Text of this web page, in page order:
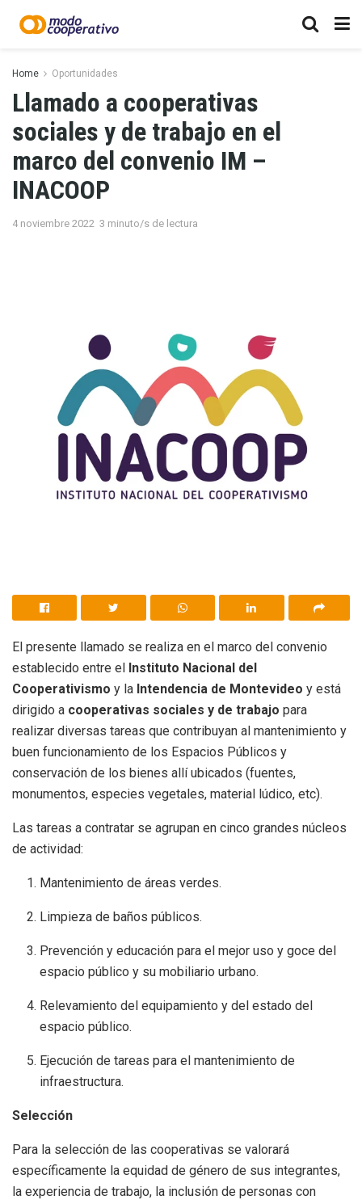
Home Oportunidades
Llamado a cooperativas
sociales y de trabajo en el
marco del convenio IM –
INACOOP
4 noviembre 2022 3 minuto/s de lectura
El presente llamado se realiza en el marco del convenio
establecido entre el Instituto Nacional del
Cooperativismo y la Intendencia de Montevideo y está
dirigido a cooperativas sociales y de trabajo para
realizar diversas tareas que contribuyan al mantenimiento y
buen funcionamiento de los Espacios Públicos y
conservación de los bienes allí ubicados (fuentes,
monumentos, especies vegetales, material lúdico, etc).
Las tareas a contratar se agrupan en cinco grandes núcleos
de actividad:
Mantenimiento de áreas verdes.
Limpieza de baños públicos.
Prevención y educación para el mejor uso y goce del
espacio público y su mobiliario urbano.
Relevamiento del equipamiento y del estado del
espacio público.
Ejecución de tareas para el mantenimiento de
infraestructura.
Selección
Para la selección de las cooperativas se valorará
específicamente la equidad de género de sus integrantes,
la experiencia de trabajo, la inclusión de personas con